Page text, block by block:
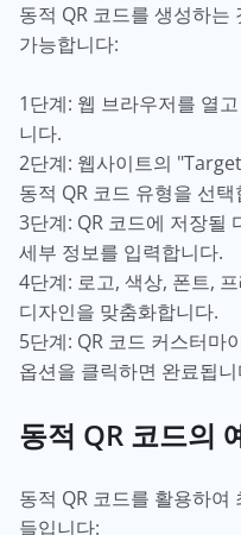
동적 QR 코드를 생성하는
가능합니다:
1단계: 웹 브라우저를 열고
니다.
2단계: 웹사이트의
동적 QR 코드 유형을 선택
3단계: QR 코드에 저장될
세부 정보를 입력합니다.
4단계: 로고, 색상, 폰트,
디자인을 맞춤화합니다.
5단계: QR 코드 커스터마
옵션을 클릭하면 완료됩니
동적 QR 코드의
동적 QR 코드를 활용하여
들입니다: